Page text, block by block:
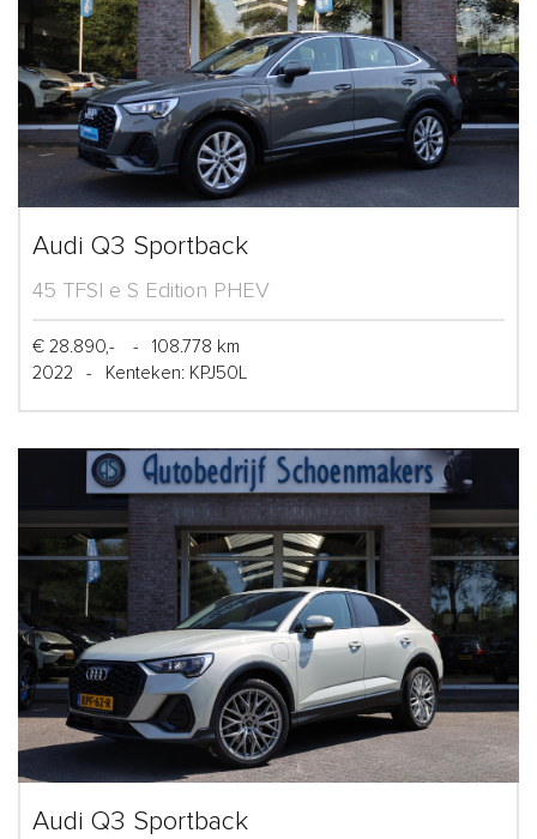
Audi Q3 Sportback
45 TFSI e S Edition PHEV
€ 28.890,- -
108.778 km
2022
- Kenteken: KPJ50L
Audi Q3 Sportback